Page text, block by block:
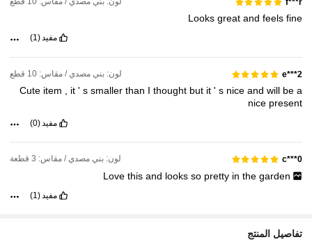
Looks great and feels fine
مفيد(1)
2***e لون: بني مصدي / مقاس: 10 قطع
Cute item , it ' s smaller than I thought but it ' s nice and will be a
nice present
مفيد (0)
c***0 لون: بني مصدي / مقاس: 3 قطعة
Lovethisand looksso pretty inthegarden
مفيد (1)
تفاصيل المنتج